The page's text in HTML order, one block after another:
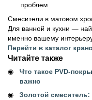
проблем.
Смесители в матовом
Для ванной и кухни —
именно вашему
Перейти в каталог
Читайте также
Что такое PVD-
важно
Золотой